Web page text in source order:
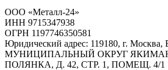
ООО «Металл-24»
ИНН 9715347938
ОГРН 1197746350581
Юридический адрес: 119180, г.
МУНИЦИПАЛЬНЫЙ ОКРУГ
ПОЛЯНКА, Д. 42, СТР. 1, ПОМЕЩ. 4/1